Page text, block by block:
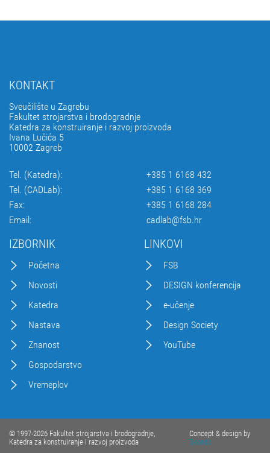
KONTAKT
Sveučilište u Zagrebu
Fakultet strojarstva i brodogradnje
Katedra za konstruiranje i razvoj proizvoda
Ivana Lučića 5
10002 Zagreb
Tel. (Katedra):
+385 1 6168 432
Tel. (CADLab):
+385 1 6168 369
Fax:
+385 1 6168 284
Email:
cadlab@fsb.hr
IZBORNIK
Početna
Novosti
Katedra
Nastava
Znanost
Gospodarstvo
Vremeplov
LINKOVI
FSB
DESIGN konferencija
e-učenje
Design Society
YouTube
© 1997-2026 Fakultet strojarstva i brodogradnje,
Katedra za konstruiranje i razvoj proizvoda
Concept & design by
Excedo